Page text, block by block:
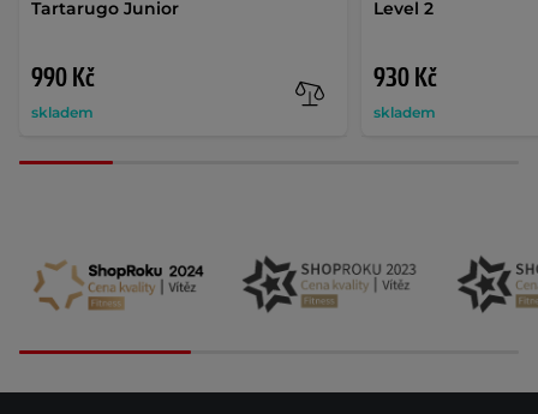
Tartarugo Junior
990 Kč
skladem
Level 2
930 Kč
skladem